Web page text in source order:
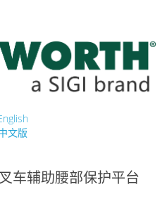
文版
车辅助腰部保护平台